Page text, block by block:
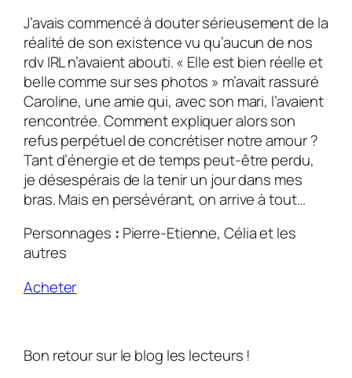
J’avais commencé à douter sérieusement de la
réalité de son existence vu qu’aucun de nos
rdv IRL n’avaient abouti. « Elle est bien réelle et
belle comme sur ses photos » m’avait rassuré
Caroline, une amie qui, avec son mari, l’avaient
rencontrée. Comment expliquer alors son
refus perpétuel de concrétiser notre amour ?
Tant d’énergie et de temps peut-être perdu,
je désespérais de la tenir un jour dans mes
bras. Mais en persévérant, on arrive à tout…
Personnages : Pierre-Etienne, Célia et les
autres
Acheter
Bon retour sur le blog les lecteurs !